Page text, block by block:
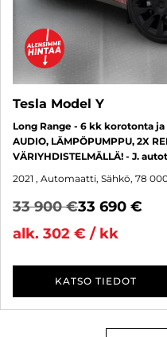
Tesla Model Y
Long Range - 6 kk korotonta
AUDIO, LÄMPÖPUMPPU, 2X
VÄRIYHDISTELMÄLLÄ! - J.
2021 , Automaatti, Sähkö, 78
33 900 €33 690 €
alk. 302 € / kk
KATSO TIEDOT